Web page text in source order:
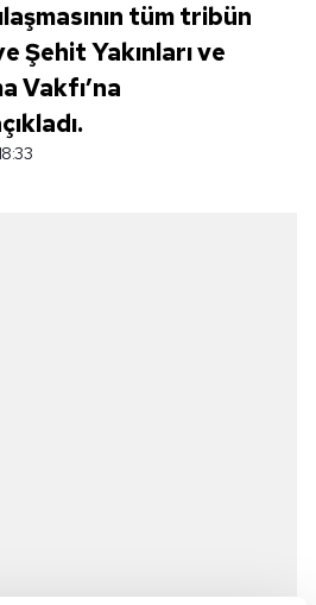
tüm tribün
Şehit Yakınları ve
Vakfı’na